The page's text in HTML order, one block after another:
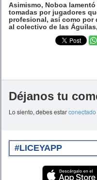
Asimismo, Noboa
tomadas por jugadores
profesional, así como
al colectivo de las
Déjanos tu
Lo siento, debes estarconectado
#LICEYAPP